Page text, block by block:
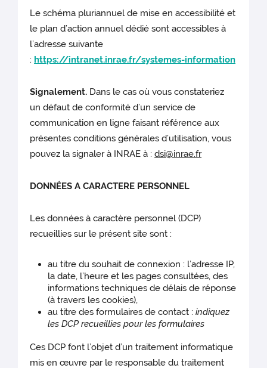
Le schéma pluriannuel de mise en accessibilité et
le plan d’action annuel dédié sont accessibles à
l’adresse suivante
: https://intranet.inrae.fr/systemes-information
Signalement. Dans le cas où vous constateriez
un défaut de conformité d’un service de
communication en ligne faisant référence aux
présentes conditions générales d’utilisation, vous
pouvez la signaler à INRAE à :dsi@inrae.fr
DONNÉES A CARACTERE PERSONNEL
Les données à caractère personnel (DCP)
recueillies sur le présent site sont :
au titre du souhait de connexion : l’adresse IP,
la date, l’heure et les pages consultées, des
informations techniques de délais de réponse
(à travers les cookies),
au titre des formulaires de contact :indiquez
les DCP recueillies pour les formulaires
Ces DCP font l’objet d’un traitement informatique
mis en œuvre par le responsable du traitement